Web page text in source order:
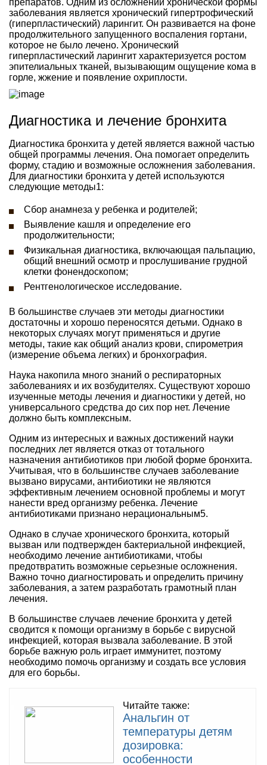
препаратов. Одним из осложнений хронической формы
заболевания является хронический гипертрофический
(гиперпластический) ларингит. Он развивается на фоне
продолжительного запущенного воспаления гортани,
которое не было лечено. Хронический
гиперпластический ларингит характеризуется ростом
эпителиальных тканей, вызывающим ощущение кома в
горле, жжение и появление охриплости.
Диагностика и лечение бронхита
Диагностика бронхита у детей является важной частью
общей программы лечения. Она помогает определить
форму, стадию и возможные осложнения заболевания.
Для диагностики бронхита у детей используются
следующие методы1:
Сбор анамнеза у ребенка и родителей;
Выявление кашля и определение его
продолжительности;
Физикальная диагностика, включающая пальпацию,
общий внешний осмотр и прослушивание грудной
клетки фонендоскопом;
Рентгенологическое исследование.
В большинстве случаев эти методы диагностики
достаточны и хорошо переносятся детьми. Однако в
некоторых случаях могут применяться и другие
методы, такие как общий анализ крови, спирометрия
(измерение объема легких) и бронхография.
Наука накопила много знаний о респираторных
заболеваниях и их возбудителях. Существуют хорошо
изученные методы лечения и диагностики у детей, но
универсального средства до сих пор нет. Лечение
должно быть комплексным.
Одним из интересных и важных достижений науки
последних лет является отказ от тотального
назначения антибиотиков при любой форме бронхита.
Учитывая, что в большинстве случаев заболевание
вызвано вирусами, антибиотики не являются
эффективным лечением основной проблемы и могут
нанести вред организму ребенка. Лечение
антибиотиками признано нерациональным5.
Однако в случае хронического бронхита, который
вызван или подтвержден бактериальной инфекцией,
необходимо лечение антибиотиками, чтобы
предотвратить возможные серьезные осложнения.
Важно точно диагностировать и определить причину
заболевания, а затем разработать грамотный план
лечения.
В большинстве случаев лечение бронхита у детей
сводится к помощи организму в борьбе с вирусной
инфекцией, которая вызвала заболевание. В этой
борьбе важную роль играет иммунитет, поэтому
необходимо помочь организму и создать все условия
для его борьбы.
Читайте также:
Анальгин от
температуры детям
дозировка:
особенности